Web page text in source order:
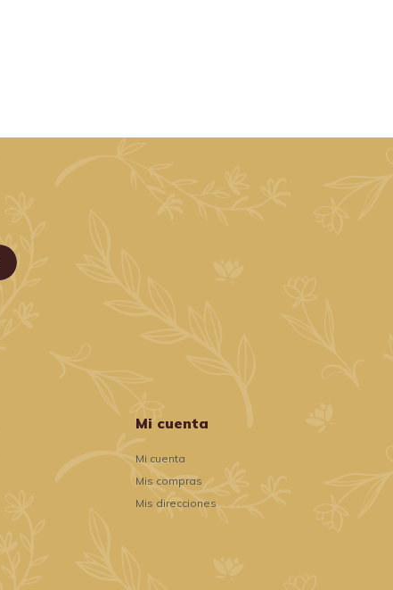
Mi cuenta
Mi cuenta
Mis compras
Mis direcciones